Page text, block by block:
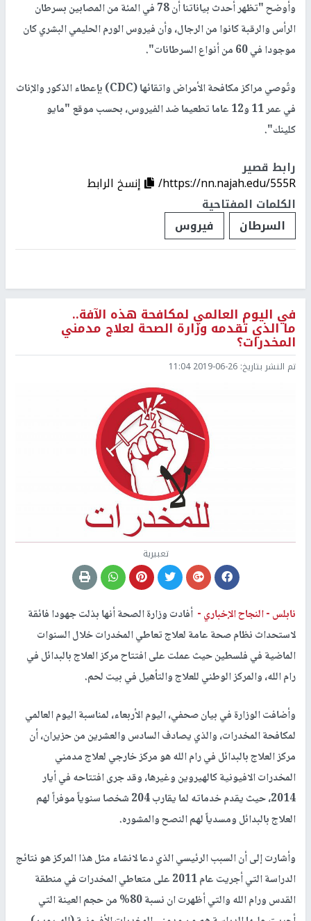
وأوضح "تظهر أحدث بياناتنا أن 78 في المئة من المصابين بسرطان
الرأس والرقبة كانوا من الرجال، وأن فيروس الورم الحليمي البشري كان
موجودا في 60 من أنواع السرطانات".
وتُوصي مراكز مكافحة الأمراض واتقائها (CDC) بإعطاء الذكور والإناث
في عمر 11 و12 عاما تطعيما ضد الفيروس، بحسب موقع "مايو
كلينك".
رابط قصير
https://nn.najah.edu/555R/
إنسخ الرابط
الكلمات المفتاحية
السرطان
فيروس
في اليوم العالمي لمكافحة هذه الآفة..
ما الذي تقدمه وزارة الصحة لعلاج مدمني
المخدرات؟
تم النشر بتاريخ: 2019-06-26 11:04
تعبيرية
نابلس -النجاح الإخباري - أفادت وزارة الصحة أنها بذلت جهودا فائقة
لاستحداث نظام صحة عامة لعلاج تعاطي المخدرات خلال السنوات
الماضية في فلسطين حيث عملت على افتتاح مركز العلاج بالبدائل في
رام الله، والمركز الوطني للعلاج والتأهيل في بيت لحم.
وأضافت الوزارة في بيان صحفي، اليوم الأربعاء، لمناسبة اليوم العالمي
لمكافحة المخدرات، والذي يصادف السادس والعشرين من حزيران، أن
مركز العلاج بالبدائل في رام الله هو مركز خارجي لعلاج مدمني
المخدرات الافيونية كالهيروين وغيرها، وقد جرى افتتاحه في أيار
2014، حيث يقدم خدماته لما يقارب 204 شخصا سنوياً موفراً لهم
العلاج بالبدائل ومسدياً لهم النصح والمشوره.
وأشارت إلى أن السبب الرئيسي الذي دعا لانشاء مثل هذا المركز هو نتائج
الدراسة التي أجريت عام 2011 على متعاطي المخدرات في منطقة
القدس ورام الله والتي أظهرت ان نسبة 80% من حجم العينة التي